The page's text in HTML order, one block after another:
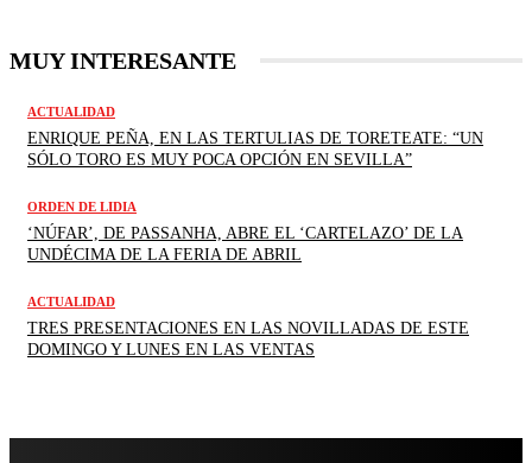
MUY INTERESANTE
ACTUALIDAD
ENRIQUE PEÑA, EN LAS TERTULIAS DE TORETEATE: “UN
SÓLO TORO ES MUY POCA OPCIÓN EN SEVILLA”
ORDEN DE LIDIA
‘NÚFAR’, DE PASSANHA, ABRE EL ‘CARTELAZO’ DE LA
UNDÉCIMA DE LA FERIA DE ABRIL
ACTUALIDAD
TRES PRESENTACIONES EN LAS NOVILLADAS DE ESTE
DOMINGO Y LUNES EN LAS VENTAS